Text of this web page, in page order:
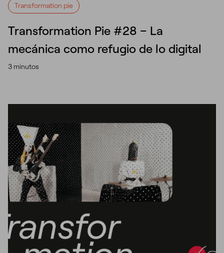
Transformation pie
Transformation Pie #28 – La
mecánica como refugio de lo digital
3 minutos